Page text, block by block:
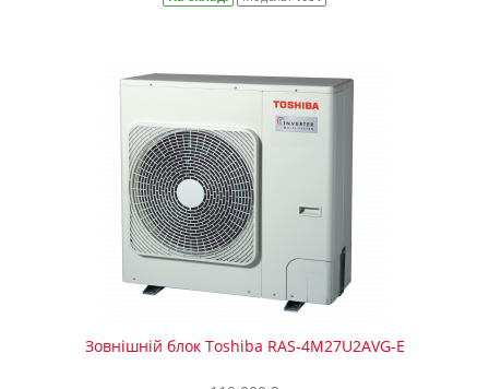
Зовнішній блок Toshiba RAS-4M27U2AVG-E